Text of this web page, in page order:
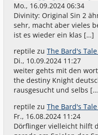
Mo., 16.09.2024 06:34
Divinity: Original Sin 2
sehr, macht aber vieles
ist es wieder ein klas […]
reptile zuThe Bard's
Di., 10.09.2024 11:27
weiter gehts mit den
the destiny Knight
rausgesucht und selbs
reptile zuThe Bard's
Fr., 16.08.2024 11:24
Dörflinger vielleicht hilft